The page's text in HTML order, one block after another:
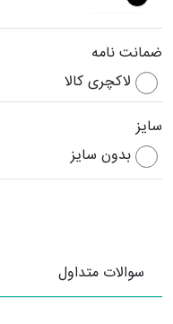
ضمانت نامه
لاکچری کالا
سایز
بدون سایز
سوالات متداول